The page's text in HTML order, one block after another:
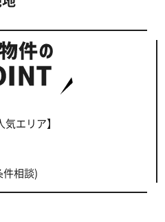
気エリア】
相談)